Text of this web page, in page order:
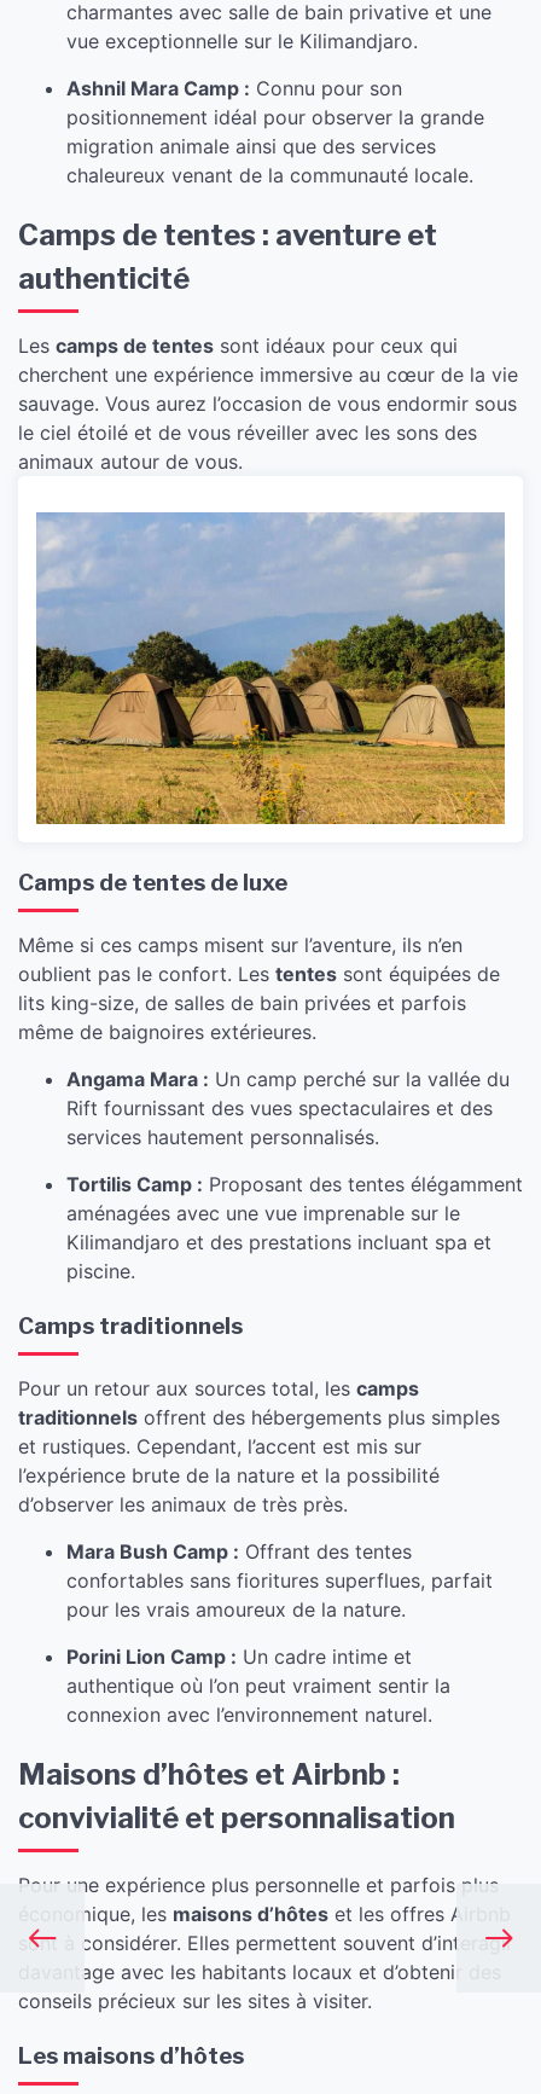
charmantes avec salle de bain privative et une
vue exceptionnelle sur le Kilimandjaro.
Ashnil Mara Camp : Connu pour son
positionnement idéal pour observer la grande
migration animale ainsi que des services
chaleureux venant de la communauté locale.
Camps de tentes : aventure et
authenticité
Les camps de tentes sont idéaux pour ceux qui
cherchent une expérience immersive au cœur de la vie
sauvage. Vous aurez l’occasion de vous endormir sous
le ciel étoilé et de vous réveiller avec les sons des
animaux autour de vous.
Camps de tentes de luxe
Même si ces camps misent sur l’aventure, ils n’en
oublient pas le confort. Les tentes sont équipées de
lits king-size, de salles de bain privées et parfois
même de baignoires extérieures.
Angama Mara : Un camp perché sur la vallée du
Rift fournissant des vues spectaculaires et des
services hautement personnalisés.
Tortilis Camp : Proposant des tentes élégamment
aménagées avec une vue imprenable sur le
Kilimandjaro et des prestations incluant spa et
piscine.
Camps traditionnels
Pour un retour aux sources total, les camps
traditionnels offrent des hébergements plus simples
et rustiques. Cependant, l’accent est mis sur
l’expérience brute de la nature et la possibilité
d’observer les animaux de très près.
Mara Bush Camp : Offrant des tentes
confortables sans fioritures superflues, parfait
pour les vrais amoureux de la nature.
Porini Lion Camp : Un cadre intime et
authentique où l’on peut vraiment sentir la
connexion avec l’environnement naturel.
Maisons d’hôtes et Airbnb :
convivialité et personnalisation
Pour une expérience plus personnelle et parfois plus
économique, les maisons d’hôtes et les offres Airbnb
sont à considérer. Elles permettent souvent d’interagir
davantage avec les habitants locaux et d’obtenir des
conseils précieux sur les sites à visiter.
Les maisons d’hôtes